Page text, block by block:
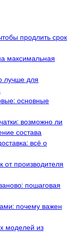
продлить срок
максимальная
лучше для
основные
возможно ли
состава
всё о
производителя
пошаговая
почему важен
моделей из